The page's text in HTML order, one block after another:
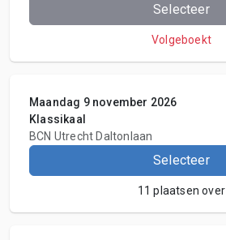
Selecteer
Volgeboekt
Maandag 9 november 2026
Klassikaal
BCN Utrecht Daltonlaan
Selecteer
11 plaatsen over